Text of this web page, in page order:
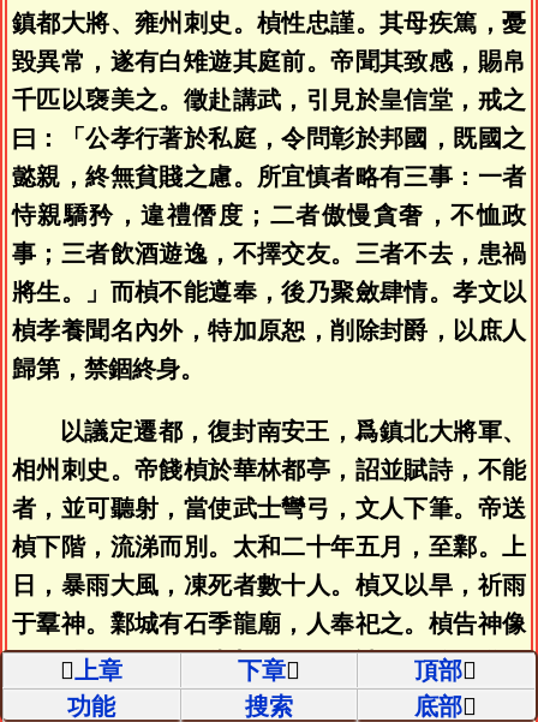
鎮都大將、雍州刺史。楨性忠謹。其母疾篤，憂
毀異常，遂有白雉遊其庭前。帝聞其致感，賜帛
千匹以襃美之。徵赴講武，引見於皇信堂，戒之
曰：「公孝行著於私庭，令問彰於邦國，既國之
懿親，終無貧賤之慮。所宜慎者略有三事：一者
恃親驕矜，違禮僭度；二者傲慢貪奢，不恤政
事；三者飲酒遊逸，不擇交友。三者不去，患禍
將生。」而楨不能遵奉，後乃聚斂肆情。孝文以
楨孝養聞名內外，特加原恕，削除封爵，以庶人
歸第，禁錮終身。
以議定遷都，復封南安王，爲鎮北大將軍、
相州刺史。帝餞楨於華林都亭，詔並賦詩，不能
者，並可聽射，當使武士彎弓，文人下筆。帝送
楨下階，流涕而別。太和二十年五月，至鄴。上
日，暴雨大風，凍死者數十人。楨又以旱，祈雨
于羣神。鄴城有石季龍廟，人奉祀之。楨告神像
云：「三日不雨，當加鞭罰。」請雨不驗，遂鞭
像一百。是月，疽發背薨，諡曰惠。及恒州刺史
上章 下章
頂部
功能
搜索 底部